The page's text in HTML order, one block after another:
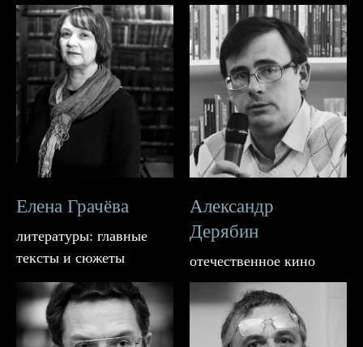
Елена Грачёва
литературы: главные
тексты и сюжеты
Александр
Дерябин
отечественное кино